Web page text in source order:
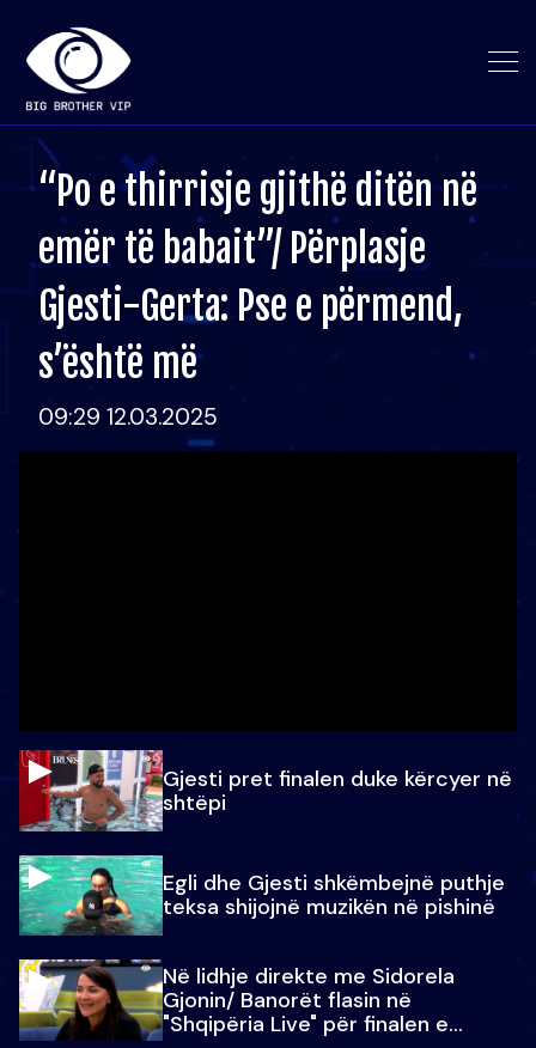
“Po e thirrisje gjithë ditën në
emër të babait”/ Përplasje
Gjesti-Gerta: Pse e përmend,
s’është më
09:29 12.03.2025
Gjesti pret finalen duke kërcyer në
shtëpi
Egli dhe Gjesti shkëmbejnë puthje
teksa shijojnë muzikën në pishinë
Në lidhje direkte me Sidorela
Gjonin/ Banorët flasin në
"Shqipëria Live" për finalen e